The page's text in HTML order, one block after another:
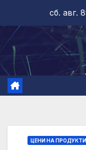
content
сб. авг.
ЦЕНИ НА ПРОДУКТИ